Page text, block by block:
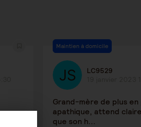
Maintien à domicile
LC9529
Grand-mère de plus en
apathique, attend
que son h...